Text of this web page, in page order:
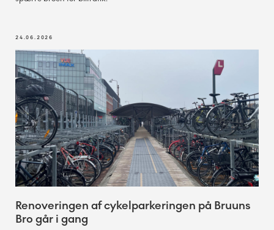
24.06.2026
Renoveringen af cykelparkeringen på Bruuns
Bro går i gang